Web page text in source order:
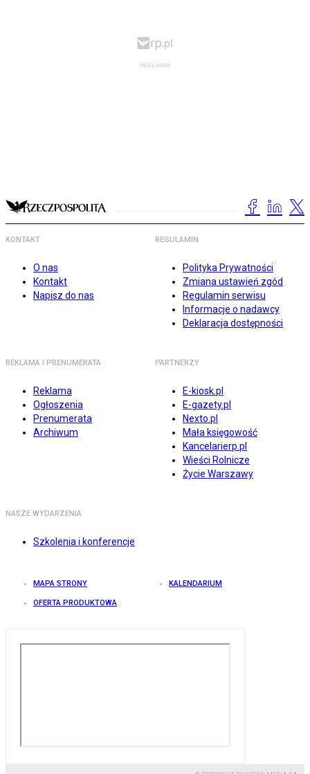
KONTAKT
O nas
Kontakt
Napisz do nas
REGULAMIN
Polityka Prywatności
Zmiana ustawień zgód
Regulamin serwisu
Informacje o nadawcy
Deklaracja dostępności
REKLAMA I PRENUMERATA
Reklama
Ogłoszenia
Prenumerata
Archiwum
PARTNERZY
E-kiosk.pl
E-gazety.pl
Nexto.pl
Mała księgowość
Kancelarierp.pl
Wieści Rolnicze
Życie Warszawy
NASZE WYDARZENIA
Szkolenia i konferencje
MAPA STRONY KALENDARIUM
OFERTA PRODUKTOWA